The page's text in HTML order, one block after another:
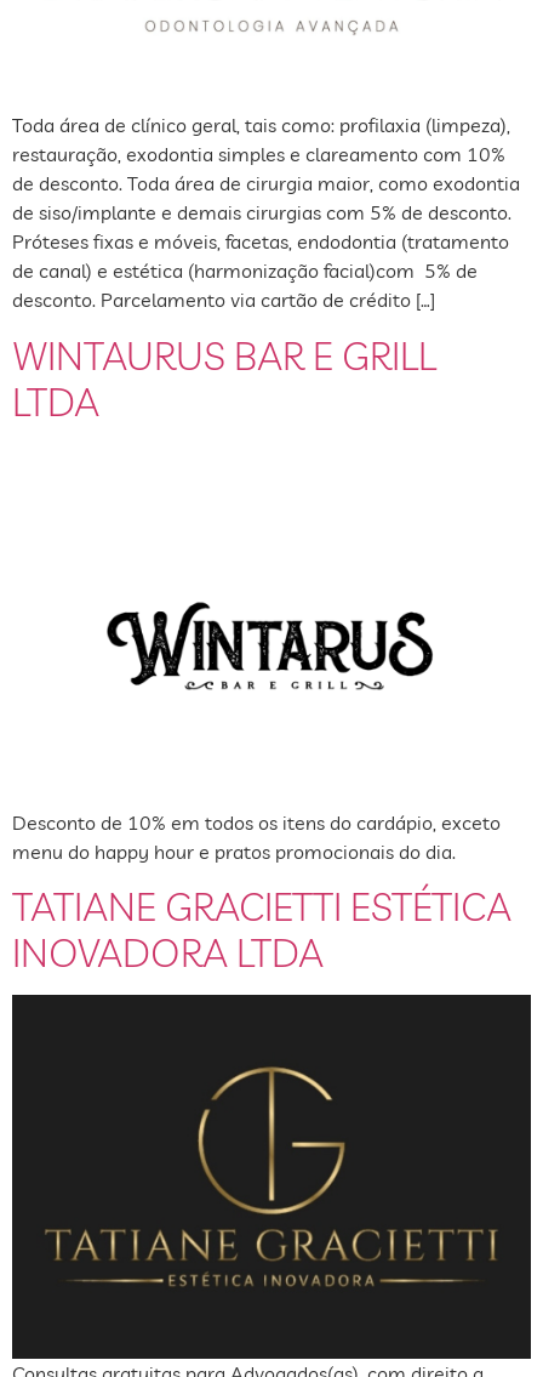
Toda área de clínico geral, tais como: profilaxia (limpeza),
restauração, exodontia simples e clareamento com 10%
de desconto. Toda área de cirurgia maior, como exodontia
de siso/implante e demais cirurgias com 5% de desconto.
Próteses fixas e móveis, facetas, endodontia (tratamento
de canal) e estética (harmonização facial)com 5% de
desconto. Parcelamento via cartão de crédito […]
WINTAURUS BAR E GRILL
LTDA
Desconto de 10% em todos os itens do cardápio, exceto
menu do happy hour e pratos promocionais do dia.
TATIANE GRACIETTI ESTÉTICA
INOVADORA LTDA